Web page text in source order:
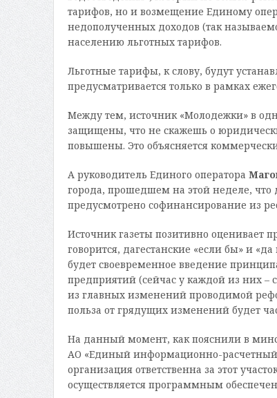
тарифов, но и возмещение Единому
недополученных доходов (так
населению льготных тарифов.
Льготные тарифы, к слову, будут
предусматривается только в рамках
Между тем, источник «Молодежки» в
защищены, что не скажешь о
повышены. Это объясняется
А руководитель Единого оператора
города, прошедшем на этой неделе,
предусмотрено софинансирование из
Источник газеты позитивно
говорится, дагестанские «если бы» и
будет своевременное введение
предприятий (сейчас у каждой из них –
из главных изменений проводимой
польза от грядущих изменений будет
На данный момент, как пояснили в
АО «Единый информационно-
организация ответственна за этот
осуществляется программным